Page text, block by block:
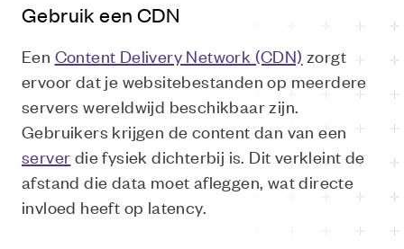
Gebruik een CDN
Een Content Delivery Network (CDN) zorgt
ervoor dat je websitebestanden op meerdere
servers wereldwijd beschikbaar zijn.
Gebruikers krijgen de content dan van een
server die fysiek dichterbij is. Dit verkleint de
afstand die data moet afleggen, wat directe
invloed heeft op latency.